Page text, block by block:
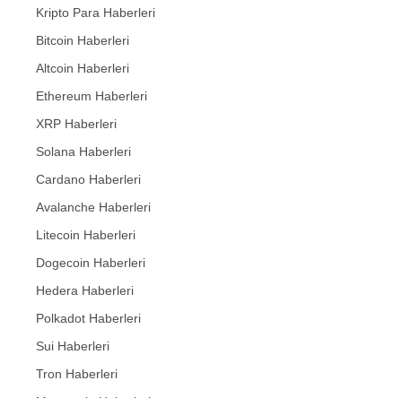
Kripto Para Haberleri
Bitcoin Haberleri
Altcoin Haberleri
Ethereum Haberleri
XRP Haberleri
Solana Haberleri
Cardano Haberleri
Avalanche Haberleri
Litecoin Haberleri
Dogecoin Haberleri
Hedera Haberleri
Polkadot Haberleri
Sui Haberleri
Tron Haberleri